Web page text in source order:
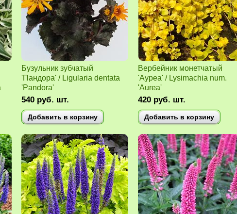
Бузульник зубчатый
'Пандора' / Ligularia dentata
'Pandora'
540 руб. шт.
Добавить в корзину
Вербейник монетчатый
'Ауреа' / Lysimachia num.
'Aurea'
420 руб. шт.
Добавить в корзину